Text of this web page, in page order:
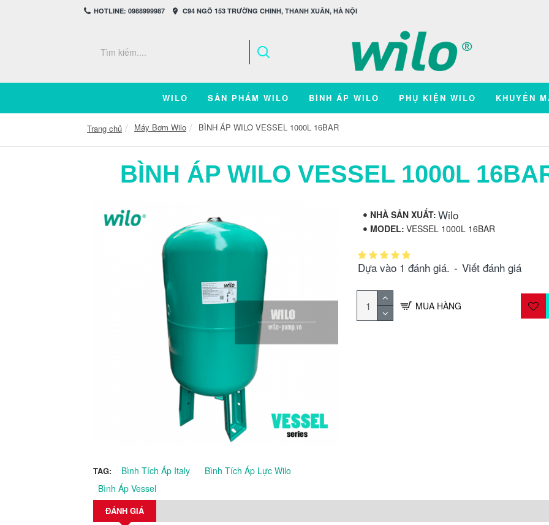
HOTLINE: 0988999987 C94 NGÕ 153 TRƯỜNG CHINH, THANH XUÂN, HÀ NỘI
WILO SẢN PHẨM WILO BÌNH ÁP WILO PHỤ KIỆN WILO KHUYẾN
Trang chủ Máy Bơm Wilo BÌNH ÁP WILO VESSEL 1000L 16BAR
BÌNH ÁP WILO VESSEL 1000L
TAG: Bình Tích Áp Italy
Bình Tích Áp Lực Wilo
Bình Áp Vessel
NHÀ SẢN XUẤT: Wilo
MODEL: VESSEL 1000L 16BAR
Dựa vào 1 đánh giá. - Viết đánh giá
MUA HÀNG
ĐÁNH GIÁ